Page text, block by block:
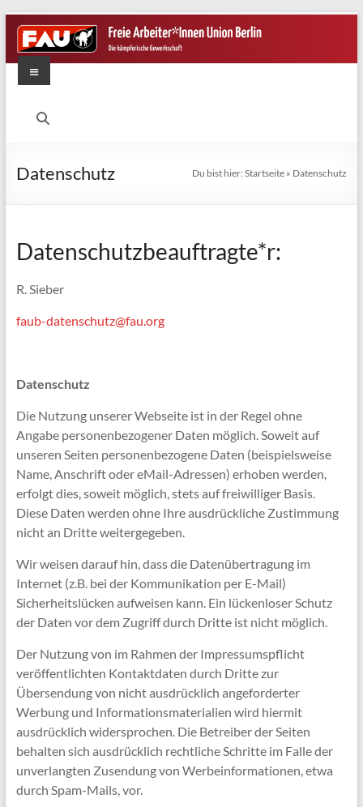
Zum
Inhalt
springen
FAU
kämpferische
Menü
Datenschutz Du bist hier:Startseite » Datenschutz
Datenschutzbeauftragte*r:
R. Sieber
faub-datenschutz@fau.org
Datenschutz
Die Nutzung unserer Webseite ist in der Regel ohne
Angabe personenbezogener Daten möglich. Soweit auf
unseren Seiten personenbezogene Daten (beispielsweise
Name, Anschrift oder eMail-Adressen) erhoben werden,
erfolgt dies, soweit möglich, stets auf freiwilliger Basis.
Diese Daten werden ohne Ihre ausdrückliche Zustimmung
nicht an Dritte weitergegeben.
Wir weisen darauf hin, dass die Datenübertragung im
Internet (z.B. bei der Kommunikation per E-Mail)
Sicherheitslücken aufweisen kann. Ein lückenloser Schutz
der Daten vor dem Zugriff durch Dritte ist nicht möglich.
Der Nutzung von im Rahmen der Impressumspflicht
veröffentlichten Kontaktdaten durch Dritte zur
Übersendung von nicht ausdrücklich angeforderter
Werbung und Informationsmaterialien wird hiermit
ausdrücklich widersprochen. Die Betreiber der Seiten
behalten sich ausdrücklich rechtliche Schritte im Falle der
unverlangten Zusendung von Werbeinformationen, etwa
durch Spam-Mails, vor.